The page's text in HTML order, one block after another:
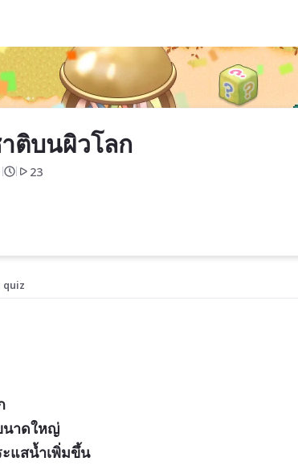
ติบนผิวโลก
23
quiz
นาดใหญ่
แสน้ำเพิ่มขึ้น